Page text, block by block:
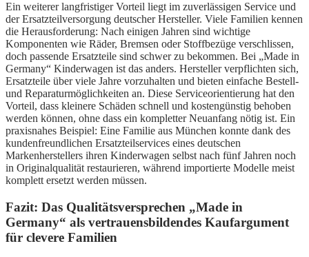
Ein weiterer langfristiger Vorteil liegt im zuverlässigen Service und
der Ersatzteilversorgung deutscher Hersteller. Viele Familien kennen
die Herausforderung: Nach einigen Jahren sind wichtige
Komponenten wie Räder, Bremsen oder Stoffbezüge verschlissen,
doch passende Ersatzteile sind schwer zu bekommen. Bei „Made in
Germany“ Kinderwagen ist das anders. Hersteller verpflichten sich,
Ersatzteile über viele Jahre vorzuhalten und bieten einfache Bestell-
und Reparaturmöglichkeiten an. Diese Serviceorientierung hat den
Vorteil, dass kleinere Schäden schnell und kostengünstig behoben
werden können, ohne dass ein kompletter Neuanfang nötig ist. Ein
praxisnahes Beispiel: Eine Familie aus München konnte dank des
kundenfreundlichen Ersatzteilservices eines deutschen
Markenherstellers ihren Kinderwagen selbst nach fünf Jahren noch
in Originalqualität restaurieren, während importierte Modelle meist
komplett ersetzt werden müssen.
Fazit: Das Qualitätsversprechen „Made in
Germany“ als vertrauensbildendes Kaufargument
für clevere Familien